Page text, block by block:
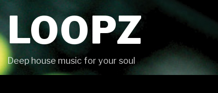
LOOPZ
Deep house music for your soul